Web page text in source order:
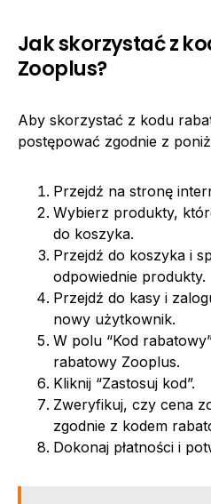
Jak skorzystać z
Zooplus?
Aby skorzystać z kodu
postępować zgodnie z
Przejdź na stronę
Wybierz produkty,
do koszyka.
Przejdź do koszyka i
odpowiednie produkty.
Przejdź do kasy i
nowy użytkownik.
W polu “Kod
rabatowy Zooplus.
Kliknij “Zastosuj kod”.
Zweryfikuj, czy cena
zgodnie z kodem
Dokonaj płatności i